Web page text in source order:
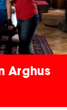
Arghus